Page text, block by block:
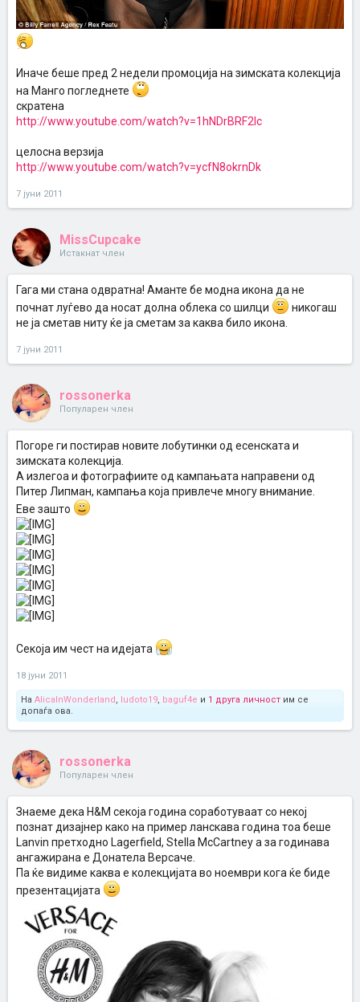
Иначе беше пред 2 недели промоција на зимската колекција
на Манго погледнете
скратена
http://www.youtube.com/watch?v=1hNDrBRF2Ic
целосна верзија
http://www.youtube.com/watch?v=ycfN8okrnDk
7 јуни 2011
MissCupcake
Истакнат член
Гага ми стана одвратна! Аманте бе модна икона да не
почнат луѓево да носат долна облека со шилци
никогаш
не ја сметав ниту ќе ја сметам за каква било икона.
7 јуни 2011
rossonerka
Популарен член
Погоре ги постирав новите лобутинки од есенската и
зимската колекција.
А излегоа и фотографиите од кампањата направени од
Питер Липман, кампања која привлече многу внимание.
Еве зашто
Секоја им чест на идејата
18 јуни 2011
На AlicaInWonderland, ludoto19, baguf4e и 1 друга личност им се
допаѓа ова.
rossonerka
Популарен член
Знаеме дека H&M секоја година соработуваат со некој
познат дизајнер како на пример ланскава година тоа беше
Lanvin претходно Lagerfield, Stella McCartney а за годинава
ангажирана е Донатела Версаче.
Па ќе видиме каква е колекцијата во ноември кога ќе биде
презентацијата